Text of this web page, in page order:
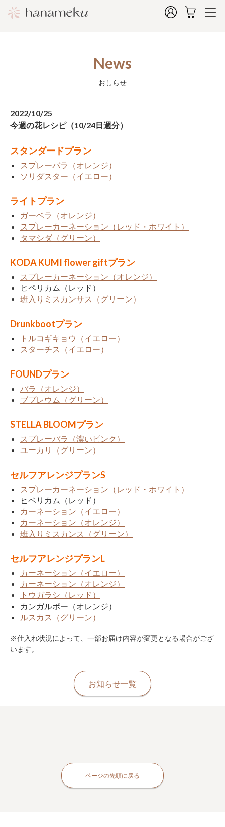
News
おしらせ
2022/10/25
今週の花レシピ（10/24日週分）
スタンダードプラン
スプレーバラ（オレンジ）
ソリダスター（イエロー）
ライトプラン
ガーベラ（オレンジ）
スプレーカーネーション（レッド・ホワイト）
タマシダ（グリーン）
KODA KUMI flower giftプラン
スプレーカーネーション（オレンジ）
ヒペリカム（レッド）
班入りミスカンサス（グリーン）
Drunkbootプラン
トルコギキョウ（イエロー）
スターチス（イエロー）
FOUNDプラン
バラ（オレンジ）
ブプレウム（グリーン）
STELLA BLOOMプラン
スプレーバラ（濃いピンク）
ユーカリ（グリーン）
セルフアレンジプランS
スプレーカーネーション（レッド・ホワイト）
ヒペリカム（レッド）
カーネーション（イエロー）
カーネーション（オレンジ）
班入りミスカンス（グリーン）
セルフアレンジプランL
カーネーション（イエロー）
カーネーション（オレンジ）
トウガラシ（レッド）
カンガルポー（オレンジ）
ルスカス（グリーン）
※仕入れ状況によって、一部お届け内容が変更となる場合がござ
います。
お知らせ一覧
ページの先頭に戻る